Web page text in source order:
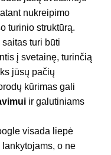
nukreipimo
turinio struktūrą.
turi būti
į svetainę, turinčią
jūsų pačių
kūrimas gali
ir galutiniams
visada liepė
o ne